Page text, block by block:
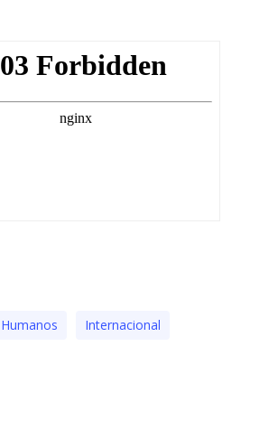
Internacional